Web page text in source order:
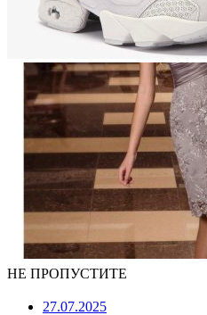
НЕ ПРОПУСТИТЕ
27.07.2025